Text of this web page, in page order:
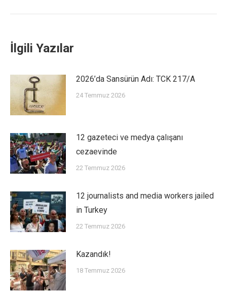
İlgili Yazılar
2026’da Sansürün Adı: TCK 217/A
24 Temmuz 2026
12 gazeteci ve medya çalışanı
cezaevinde
22 Temmuz 2026
12 journalists and media workers jailed
in Turkey
22 Temmuz 2026
Kazandık!
18 Temmuz 2026